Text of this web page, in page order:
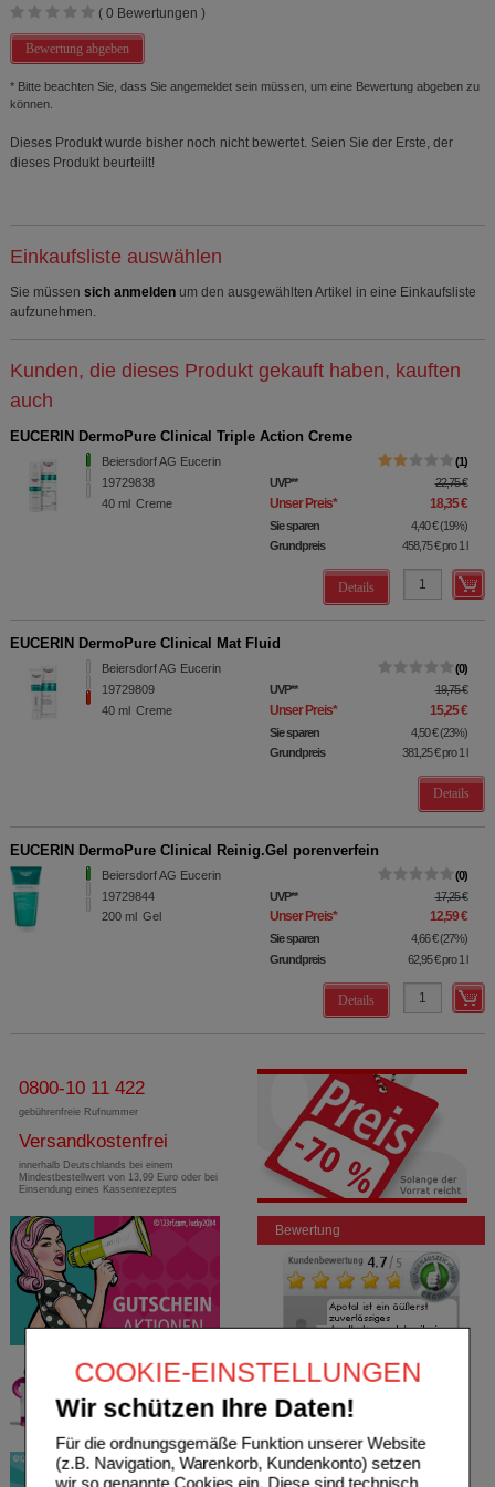
COOKIE-EINSTELLUNGEN
Wir schützen Ihre Daten!
Für die ordnungsgemäße Funktion unserer Website
(z.B. Navigation, Warenkorb, Kundenkonto) setzen
wir so genannte Cookies ein. Diese sind technisch
( 0 Bewertungen )
Bewertung abgeben
* Bitte beachten Sie, dass Sie angemeldet sein müssen, um eine Bewertung abgeben zu
können.
Dieses Produkt wurde bisher noch nicht bewertet. Seien Sie der Erste, der
dieses Produkt beurteilt!
Einkaufsliste auswählen
Sie müssen sich anmelden um den ausgewählten Artikel in eine Einkaufsliste
aufzunehmen.
Kunden, die dieses Produkt gekauft haben, kauften
auch
EUCERIN DermoPure Clinical Triple Action Creme
Beiersdorf AG Eucerin
19729838
40 ml Creme
1
UVP** 22,75 €
Unser Preis* 18,35 €
Sie sparen 4,40 € (19%)
Grundpreis
458,75 €pro 1 l
Details
EUCERIN DermoPure Clinical Mat Fluid
Beiersdorf AG Eucerin
19729809
40 ml Creme
0
UVP** 19,75 €
Unser Preis* 15,25 €
Sie sparen 4,50 € (23%)
Grundpreis
381,25 €pro 1 l
Details
EUCERIN DermoPure Clinical Reinig.Gel porenverfein
Beiersdorf AG Eucerin
19729844
200 ml Gel
0
UVP** 17,25 €
Unser Preis* 12,59 €
Sie sparen 4,66 € (27%)
Grundpreis
62,95 €pro 1 l
Details
0800-10 11 422
gebührenfreie Rufnummer
Versandkostenfrei
innerhalb Deutschlands bei einem
Mindestbestellwert von 13,99 Euro oder bei
Einsendung eines Kassenrezeptes
Bewertung